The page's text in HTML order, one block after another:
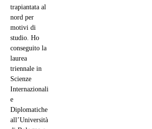
trapiantata al
nord per
motivi di
studio. Ho
conseguito la
laurea
triennale in
Scienze
Internazionali
e
Diplomatiche
all’Università